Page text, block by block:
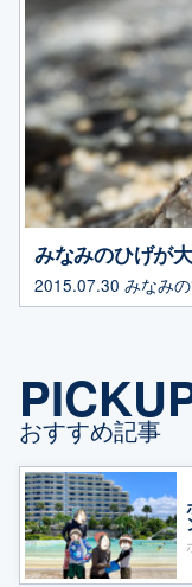
みなみのひげが
2015.07.30 みなみ
おすすめ記事